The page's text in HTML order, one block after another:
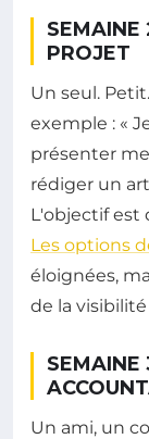
SEMAINE
PROJET
Un seul.
exemple : «
présenter
rédiger un
L'objectif est
Les options
éloignées,
de la
SEMAINE
Un ami, un